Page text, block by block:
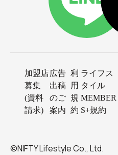
加盟店
募集
(資料
請求)
広告
出稿
のご
案内
利
用
規
約
ライフス
タイル
MEMBER
S+規約
©NIFTY Lifestyle Co., Ltd.